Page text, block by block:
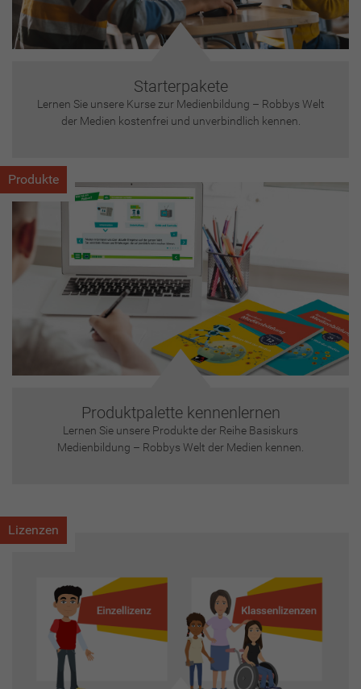
Starterpakete
Lernen Sie unsere Kurse zur Medienbildung – Robbys Welt
der Medien kostenfrei und unverbindlich kennen.
Produkte
Produktpalette kennenlernen
Lernen Sie unsere Produkte der Reihe Basiskurs
Medienbildung – Robbys Welt der Medien kennen.
Lizenzen